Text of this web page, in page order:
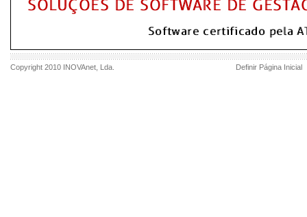
Copyright 2010 INOVAnet , Lda. Definir Página Inicial